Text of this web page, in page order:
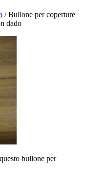
/Bullone per coperture
dado
bullone per